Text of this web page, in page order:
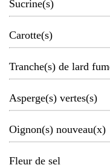
Sucrine(s)
Carotte(s)
Tranche(s) de lard
Asperge(s) vertes(s)
Oignon(s) nouveau(x)
Fleur de sel